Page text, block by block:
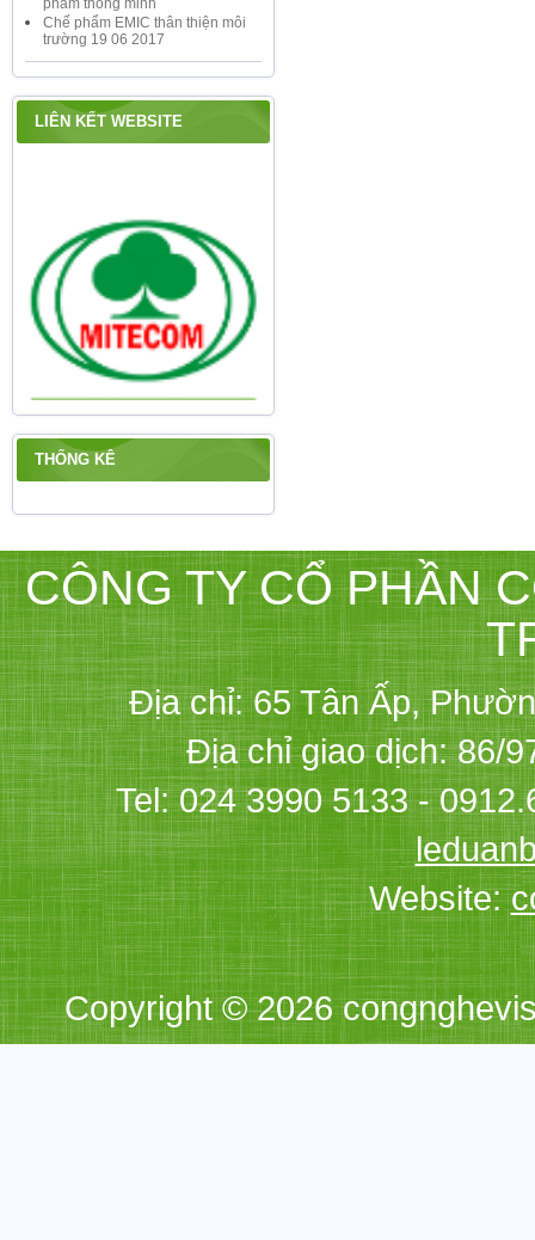
phẩm thông minh
Chế phẩm EMIC thân thiện môi
trường 19 06 2017
LIÊN KẾT WEBSITE
THỐNG KÊ
CÔNG TY CỔ PHẦN
Địa chỉ: 65 Tân Ấp,
Địa chỉ giao dịch: 86/
Tel: 024 3990 5133 -
Website:
Copyright © 2026